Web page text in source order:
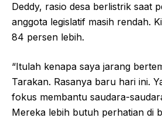
Deddy, rasio desa berlistrik saat
anggota legislatif masih rendah.
84 persen lebih.
“Itulah kenapa saya jarang
Tarakan. Rasanya baru hari ini.
fokus membantu saudara-
Mereka lebih butuh perhatian di